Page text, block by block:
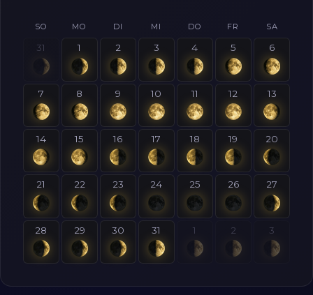
SO MO DI MI DO FR SA
31 1 2 3 4 5 6
7 8 9 10 11 12 13
14 15 16 17 18 19 20
21 22 23 24 25 26 27
28 29 30 31 1 2 3